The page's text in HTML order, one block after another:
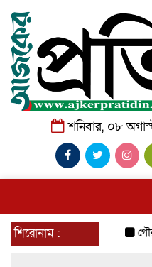
শনিবার, ০৮
শিরোনাম :